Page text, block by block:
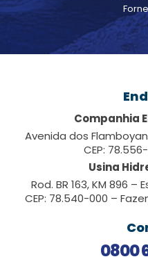
Companhia
Avenida dos
CEP:
Usina
Rod. BR 163, KM 896
CEP: 78.540-000 –
0800